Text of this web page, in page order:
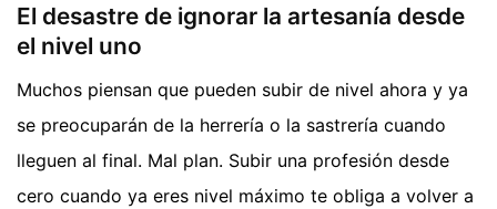
El desastre de ignorar la artesanía desde
el nivel uno
Muchos piensan que pueden subir de nivel ahora y ya
se preocuparán de la herrería o la sastrería cuando
lleguen al final. Mal plan. Subir una profesión desde
cero cuando ya eres nivel máximo te obliga a volver a